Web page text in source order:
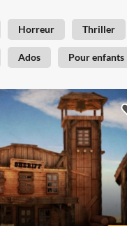
Horreur Thriller
Ados Pour enfants